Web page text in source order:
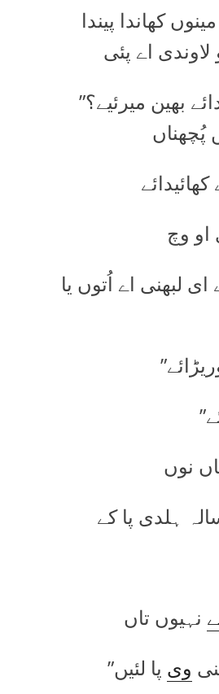
کھاندا پیندا
اے پئی
بھین میرئیے؟”
پُچھناں
کھائیدائے
او وچ
ای لبھنی اے اُتوں یا
نوں
ہلدی پا کے
نہیوں تاں
وی پا لئیں”